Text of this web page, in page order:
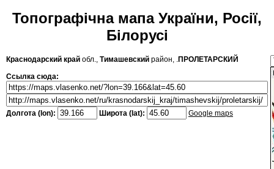
Топографічна мапа України, Росії,
Білорусі
Краснодарский край обл., Тимашевский район, .ПРОЛЕТАРСКИЙ
Ссылка сюда:
Долгота (lon): Широта (lat): Google maps